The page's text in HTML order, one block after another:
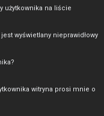
użytkownika na liście
wyświetlany nieprawidłowy
witryna prosi mnie o